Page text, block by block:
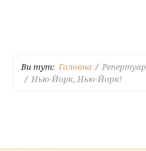
Ви тут:Головна Репертуар
Нью-Йорк, Нью-Йорк!